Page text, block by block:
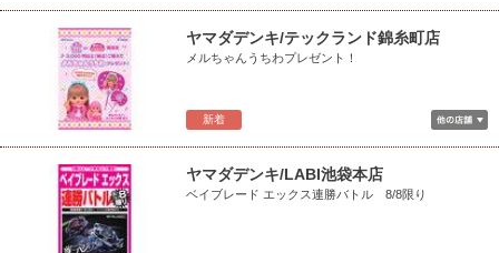
新着
ヤマダデンキ/テックランド錦糸町店
メルちゃんうちわプレゼント！
ヤマダデンキ/LABI池袋本店
ベイブレード エックス連勝バトル 8/8限り